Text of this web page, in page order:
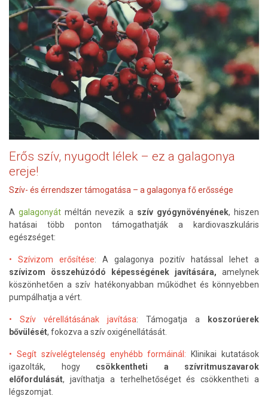
Erős szív, nyugodt lélek – ez a galagonya
ereje!
Szív- és érrendszer támogatása – a galagonya fő erőssége
Agalagonyát méltán nevezik a szív gyógynövényének, hiszen
hatásai több ponton támogathatják a kardiovaszkuláris
egészséget:
• Szívizom erősítése: A galagonya pozitív hatással lehet a
szívizom összehúzódó képességének javítására, amelynek
köszönhetően a szív hatékonyabban működhet és könnyebben
pumpálhatja a vért.
• Szív vérellátásának javítása: Támogatja a
koszorúerek
bővülését, fokozva a szív oxigénellátását.
• Segít szívelégtelenség enyhébb formáinál: Klinikai kutatások
igazolták, hogy csökkentheti a szívritmuszavarok
előfordulását, javíthatja a terhelhetőséget és csökkentheti a
légszomjat.